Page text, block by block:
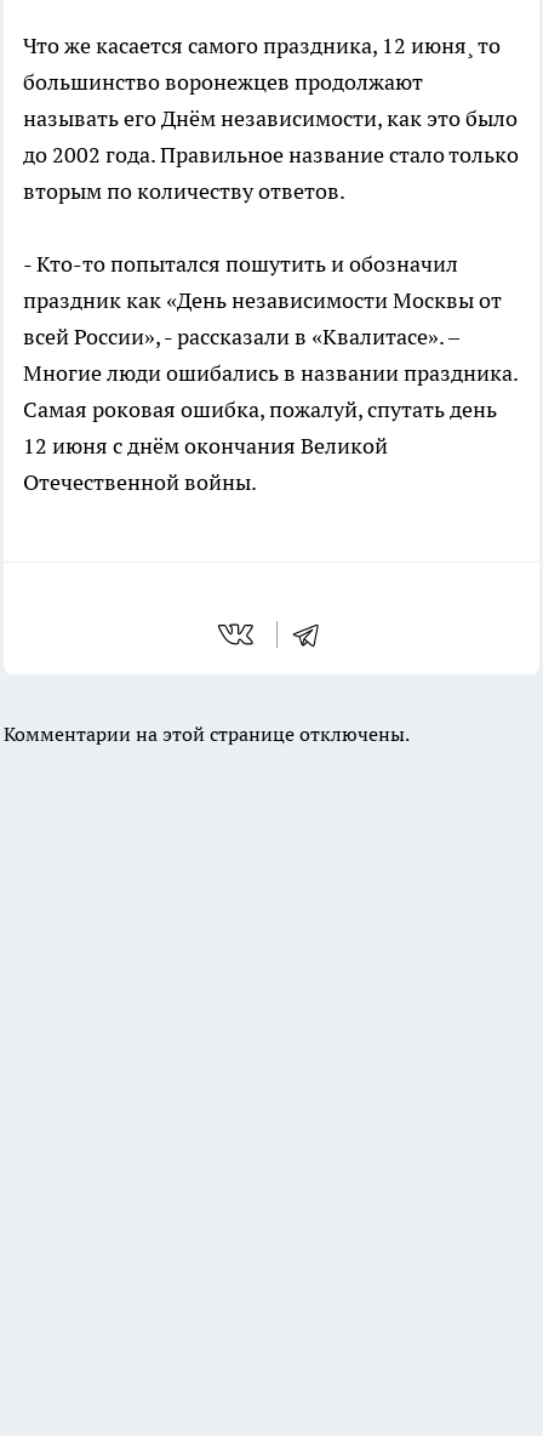
Что же касается самого праздника, 12 июня¸ то
большинство воронежцев продолжают
называть его Днём независимости, как это было
до 2002 года. Правильное название стало только
вторым по количеству ответов.
- Кто-то попытался пошутить и обозначил
праздник как «День независимости Москвы от
всей России», - рассказали в «Квалитасе». –
Многие люди ошибались в названии праздника.
Самая роковая ошибка, пожалуй, спутать день
12 июня с днём окончания Великой
Отечественной войны.
Комментарии на этой странице отключены.